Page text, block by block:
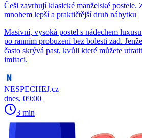
Češi zavrhují klasické manželské
mnohem lepší a praktičtější druh nábytku
Masivní, vysoká postel s nádechem
po ranním probuzení bez bolesti zad.
často skrývá past, kvůli které můžete
imitaci.
NESPECHEJ.cz
dnes, 09:00
3 min